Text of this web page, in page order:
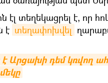
տեղեկացրել է, որ
է տեղափոխվել
է Արցախի դեմ կռվող